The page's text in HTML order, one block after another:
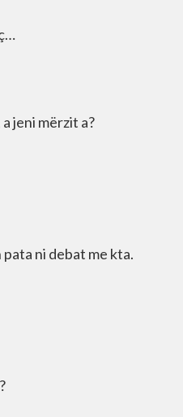
jeni mërzit a?
ni debat me kta.